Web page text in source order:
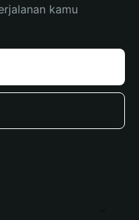
kamu